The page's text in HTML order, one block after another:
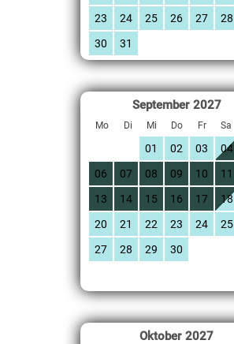
23
24 25 26 27 28
30
31
September 2027
Mo Di Mi Do Fr Sa
01 02 03 04
06
07 08 09 10 11
13
14 15 16 17 18
20
21 22 23 24 25
27
28 29 30
Oktober 2027